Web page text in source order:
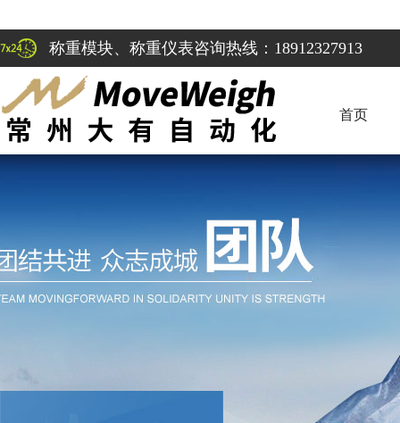
称重模块、称重仪表咨询热线：18912327913
首页